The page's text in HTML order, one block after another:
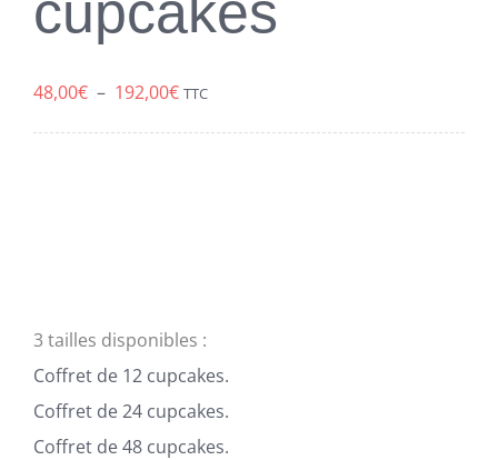
48,00€ – 192,00€Plage
de
TTC
3 tailles disponibles :
Coffret de 12 cupcakes.
Coffret de 24 cupcakes.
Coffret de 48 cupcakes.